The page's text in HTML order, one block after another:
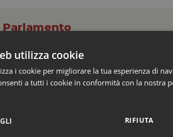
per smaltire le scorte
e il controllo sulle agende di
l’aumento delle tariffe
via libera al Decreto PA nei giorni scorsi, il
della pubblica amministrazione. Tra le norme...
utilizza cookie
i cookie per migliorare la tua esperienza di
a tutti i cookie in conformità con la nostra
RIFIUTA